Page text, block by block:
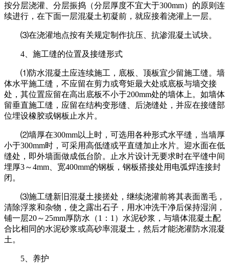
按分层浇灌、分层振捣（分层厚度不宜大于300mm）的原则连
续进行，在下面一层混凝土初凝前，就应接着浇灌上一层。
⑶在浇灌地点按有关规定制作抗压、抗渗混凝土试块。
4、施工缝的位置及接缝形式
⑴防水混凝土应连续施工，底板、顶板宜少留施工缝。墙
体水平施工缝，不应留在剪力或弯矩最大处或底板与墙交接
处，其位置应留在高出底板不小于200mm处的墙体上。如墙体
留垂直施工缝，应留在结构变形缝、后浇缝处，并应在接缝部
位埋设橡胶或钢板止水片。
⑵墙厚在300mm以上时，可选用各种形式水平缝，当墙厚
小于300mm时，可采用高低缝或平直缝加止水片。迎水面在低
缝处，即外墙面做成低台阶。止水片设计无要求时在平缝中间
埋厚3～4mm、宽400mm的钢板，钢板搭接处用电弧焊连接封
闭。
⑶施工缝新旧混凝土接搓处，继续浇灌前将其表面凿毛，
清除浮浆和杂物，使之露出石子，用水冲洗干净后保持湿润，
铺一层20～25mm厚防水（1：1）水泥砂浆，与墙体混凝土配
合比相同的水泥砂浆或高砂率混凝土，然后才能浇灌防水混凝
土。
5、养护